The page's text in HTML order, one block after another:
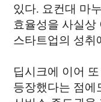
있다. 요컨대 마
효율성을 사실상
스타트업의 성취
딥시크에 이어
등장했다는 점에